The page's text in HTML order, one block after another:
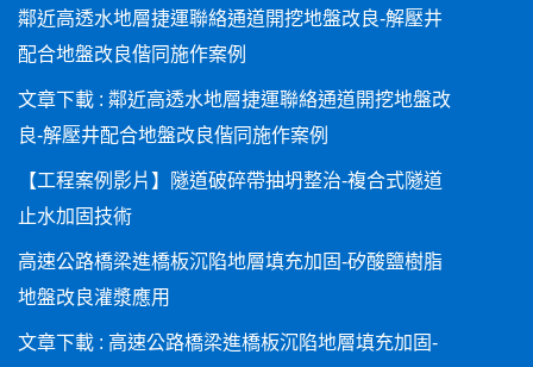
鄰近高透水地層捷運聯絡通道開挖地盤改良-解壓井
配合地盤改良偕同施作案例
文章下載 : 鄰近高透水地層捷運聯絡通道開挖地盤改
良-解壓井配合地盤改良偕同施作案例
【工程案例影片】隧道破碎帶抽坍整治-複合式隧道
止水加固技術
高速公路橋梁進橋板沉陷地層填充加固-矽酸鹽樹脂
地盤改良灌漿應用
文章下載 : 高速公路橋梁進橋板沉陷地層填充加固-